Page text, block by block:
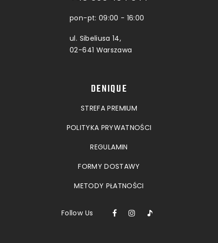
pon-pt: 09:00 - 16:00
ul. Sibeliusa 14,
02-641 Warszawa
DENIQUE
STREFA PREMIUM
POLITYKA PRYWATNOŚCI
REGULAMIN
FORMY DOSTAWY
METODY PŁATNOŚCI
Follow Us